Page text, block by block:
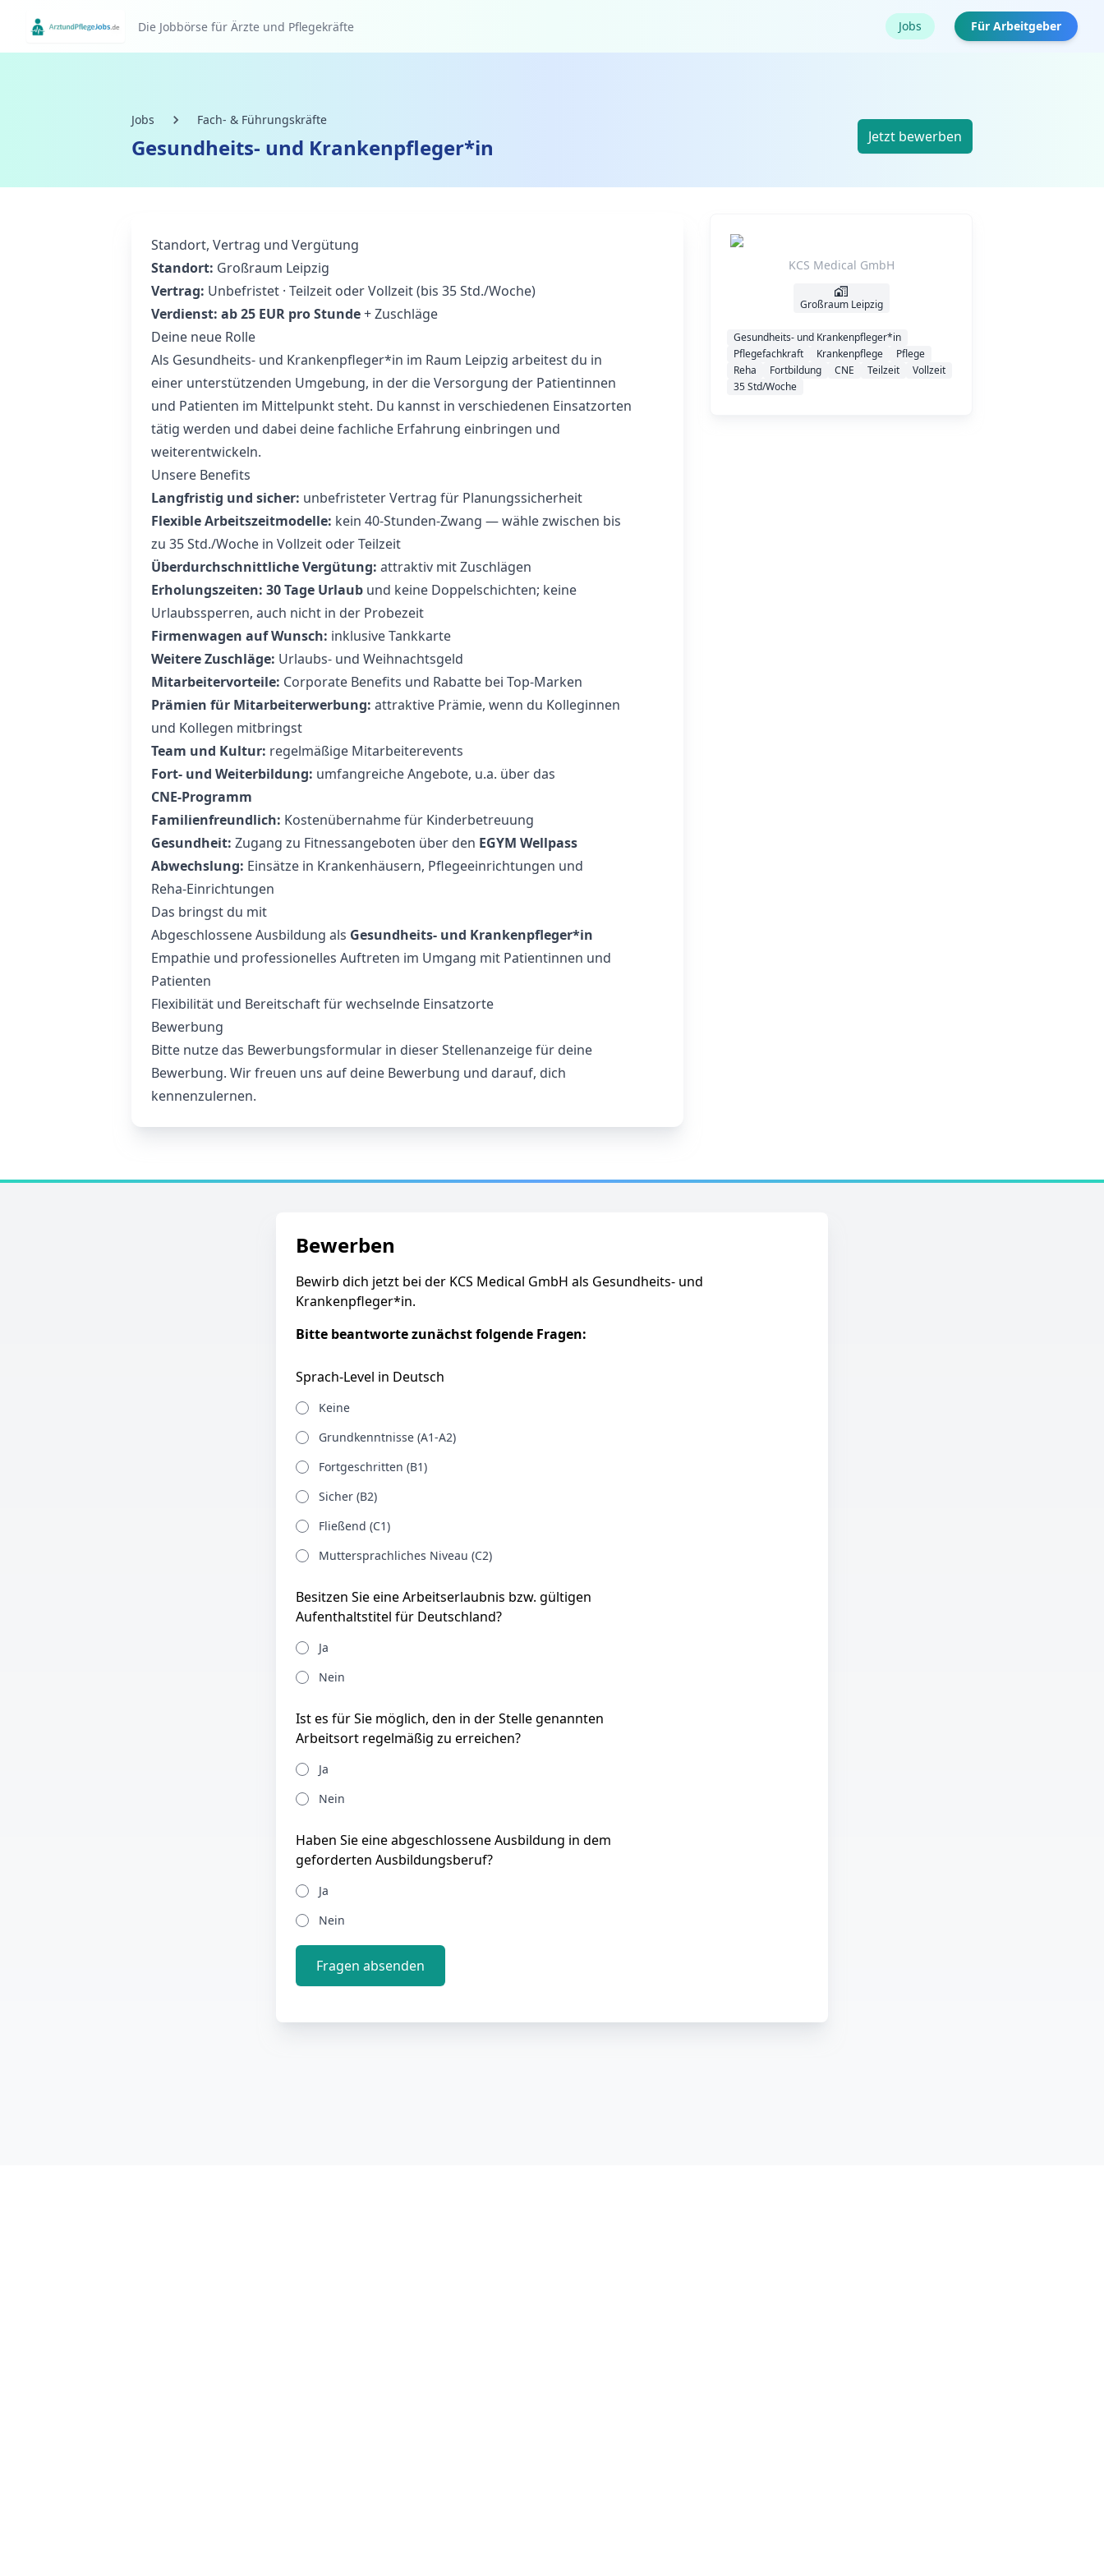
Die Jobbörse für Ärzte und Pflegekräfte Jobs Für Arbeitgeber
Jobs Fach- & Führungskräfte
Gesundheits- und Krankenpfleger*in Jetzt bewerben
Standort, Vertrag und Vergütung
Standort: Großraum Leipzig
Vertrag: Unbefristet · Teilzeit oder Vollzeit (bis 35 Std./Woche)
Verdienst: ab 25 EUR pro Stunde+ Zuschläge
Deine neue Rolle
Als Gesundheits- und Krankenpfleger*in im Raum Leipzig arbeitest du in
einer unterstützenden Umgebung, in der die Versorgung der Patientinnen
und Patienten im Mittelpunkt steht. Du kannst in verschiedenen Einsatzorten
tätig werden und dabei deine fachliche Erfahrung einbringen und
weiterentwickeln.
Unsere Benefits
Langfristig und sicher: unbefristeter Vertrag für Planungssicherheit
Flexible Arbeitszeitmodelle: kein 40‑Stunden‑Zwang — wähle zwischen bis
zu 35 Std./Woche in Vollzeit oder Teilzeit
Überdurchschnittliche Vergütung: attraktiv mit Zuschlägen
Erholungszeiten: 30 Tage Urlaub und keine Doppelschichten; keine
Urlaubssperren, auch nicht in der Probezeit
Firmenwagen auf Wunsch: inklusive Tankkarte
Weitere Zuschläge: Urlaubs- und Weihnachtsgeld
Mitarbeitervorteile: Corporate Benefits und Rabatte bei Top‑Marken
Prämien für Mitarbeiterwerbung: attraktive Prämie, wenn du Kolleginnen
und Kollegen mitbringst
Team und Kultur: regelmäßige Mitarbeiterevents
Fort‑ und Weiterbildung: umfangreiche Angebote, u.a. über das
CNE‑Programm
Familienfreundlich: Kostenübernahme für Kinderbetreuung
Gesundheit: Zugang zu Fitnessangeboten über den EGYM Wellpass
Abwechslung: Einsätze in Krankenhäusern, Pflegeeinrichtungen und
Reha‑Einrichtungen
Das bringst du mit
Abgeschlossene Ausbildung als Gesundheits- und Krankenpfleger*in
Empathie und professionelles Auftreten im Umgang mit Patientinnen und
Patienten
Flexibilität und Bereitschaft für wechselnde Einsatzorte
Bewerbung
Bitte nutze das Bewerbungsformular in dieser Stellenanzeige für deine
Bewerbung. Wir freuen uns auf deine Bewerbung und darauf, dich
kennenzulernen.
KCS Medical GmbH
Großraum Leipzig
Gesundheits- und Krankenpfleger*in
Pflegefachkraft
Krankenpflege
Pflege
Reha
Fortbildung CNE Teilzeit
Vollzeit
35 Std/Woche
Bewerben
Bewirb dich jetzt bei der KCS Medical GmbH als Gesundheits- und
Krankenpfleger*in.
Bitte beantworte zunächst folgende Fragen:
Sprach-Level in Deutsch
Keine
Grundkenntnisse (A1-A2)
Fortgeschritten (B1)
Sicher (B2)
Fließend (C1)
Muttersprachliches Niveau (C2)
Besitzen Sie eine Arbeitserlaubnis bzw. gültigen
Aufenthaltstitel für Deutschland?
Ja
Nein
Ist es für Sie möglich, den in der Stelle genannten
Arbeitsort regelmäßig zu erreichen?
Ja
Nein
Haben Sie eine abgeschlossene Ausbildung in dem
geforderten Ausbildungsberuf?
Ja
Nein
Fragen absenden